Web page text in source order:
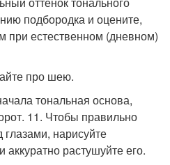
подбородка и оцените,
при естественном (дневном)
про шею.
тональная основа,
11. Чтобы правильно
глазами, нарисуйте
аккуратно растушуйте его.